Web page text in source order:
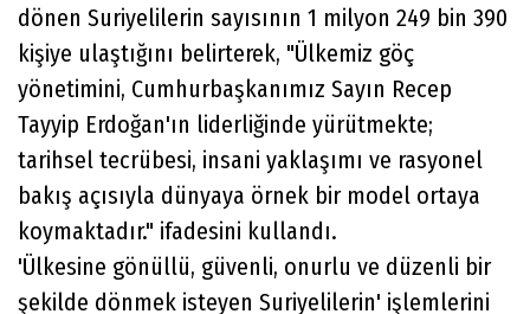
dönen Suriyelilerin sayısının 1 milyon 249 bin 390
kişiye ulaştığını belirterek, "Ülkemiz göç
yönetimini, Cumhurbaşkanımız Sayın Recep
Tayyip Erdoğan'ın liderliğinde yürütmekte;
tarihsel tecrübesi, insani yaklaşımı ve rasyonel
bakış açısıyla dünyaya örnek bir model ortaya
koymaktadır." ifadesini kullandı.
'Ülkesine gönüllü, güvenli, onurlu ve düzenli bir
şekilde dönmek isteyen Suriyelilerin' işlemlerini